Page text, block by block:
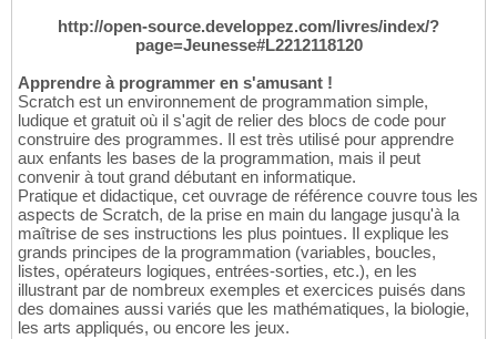
http://open-source.developpez.com/livres/index/?
page=Jeunesse#L2212118120
Apprendre à programmer en s'amusant !
Scratch est un environnement de programmation simple,
ludique et gratuit où il s'agit de relier des blocs de code pour
construire des programmes. Il est très utilisé pour apprendre
aux enfants les bases de la programmation, mais il peut
convenir à tout grand débutant en informatique.
Pratique et didactique, cet ouvrage de référence couvre tous les
aspects de Scratch, de la prise en main du langage jusqu'à la
maîtrise de ses instructions les plus pointues. Il explique les
grands principes de la programmation (variables, boucles,
listes, opérateurs logiques, entrées-sorties, etc.), en les
illustrant par de nombreux exemples et exercices puisés dans
des domaines aussi variés que les mathématiques, la biologie,
les arts appliqués, ou encore les jeux.